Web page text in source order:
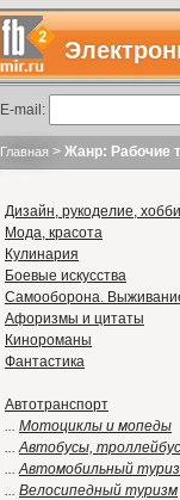
E-mail:
Главная > Жанр: Рабочие
Дизайн, рукоделие, хобби
Мода, красота
Кулинария
Боевые искусства
Самооборона.
Афоризмы и цитаты
Кинороманы
Фантастика
Автотранспорт
... Мотоциклы и мопеды
...Автобусы,
...Автомобильный
... Велосипедный туризм